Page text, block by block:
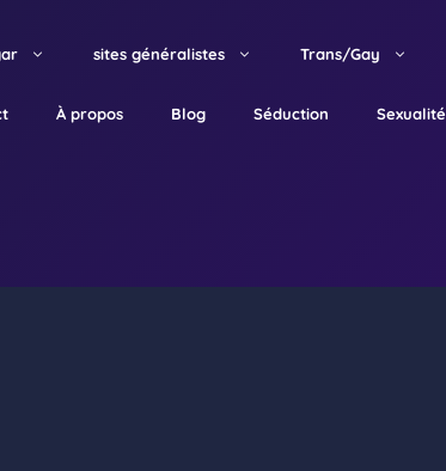
sites généralistes Trans/Gay
À propos Blog Séduction Sexualité